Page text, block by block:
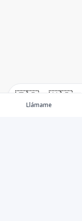
🇪🇸 🇺🇸
Llámame